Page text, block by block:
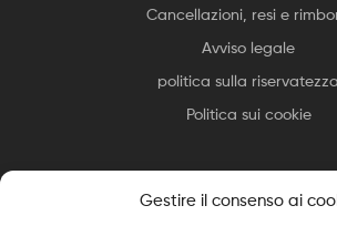
Gestire il consenso ai
Cancellazioni, resi e
Avviso legale
politica sulla riservatezza
Politica sui cookie